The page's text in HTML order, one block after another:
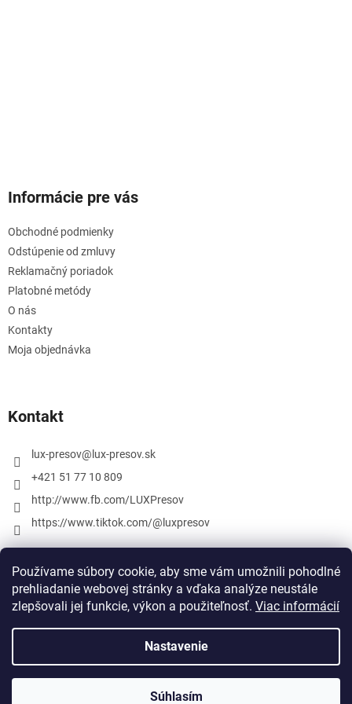
Používame súbory cookie, aby sme vám umožnili pohodlné
prehliadanie webovej stránky a vďaka analýze neustále
zlepšovali jej funkcie, výkon a použiteľnosť. Viac informácií
Nastavenie
Súhlasím
Informácie pre vás
Obchodné podmienky
Odstúpenie od zmluvy
Reklamačný poriadok
Platobné metódy
O nás
Kontakty
Moja objednávka
Kontakt
lux-presov@ lux-presov.sk
+421 51 77 10 809
http://www.fb.com/LUXPresov
https://www.tiktok.com/@luxpresov
Vytvoril Shoptet
lux-presov.sk. Všetky práva vyhradené.